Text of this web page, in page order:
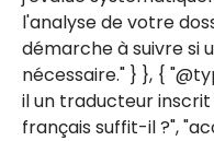
l'analyse de votre
démarche à suivre si
nécessaire." } }, {
il un traducteur inscrit
français suffit-il ?",